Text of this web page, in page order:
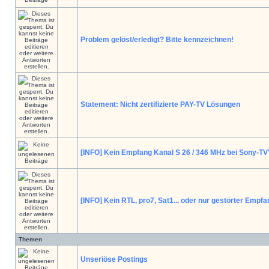
Problem gelöst/erledigt? Bitte kennzeichnen!
Statement: Nicht zertifizierte PAY-TV Lösungen
[INFO] Kein Empfang Kanal S 26 / 346 MHz bei Sony-
[INFO] Kein RTL, pro7, Sat1... oder nur gestörter
Themen
Unseriöse Postings